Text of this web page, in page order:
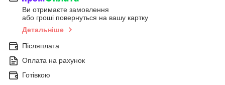
Ви отримаєте замовлення
або гроші повернуться на вашу картку
Детальніше
Післяплата
Оплата на рахунок
Готівкою